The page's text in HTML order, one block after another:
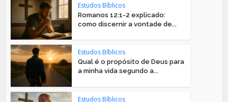
Estudos Bíblicos
Romanos 12:1-2 explicado:
como discernir a vontade de...
Estudos Bíblicos
Qual é o propósito de Deus para
a minha vida segundo a...
Estudos Bíblicos